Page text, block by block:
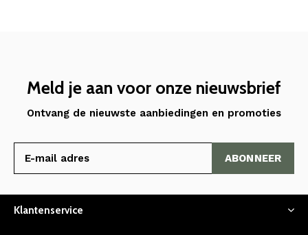
Meld je aan voor onze nieuwsbrief
Ontvang de nieuwste aanbiedingen en promoties
ABONNEER
Klantenservice